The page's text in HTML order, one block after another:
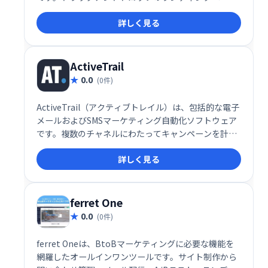
エディター、ソーシャルコンテスト、ポップアップ、
フォームを備えたWishpondは、ウェブサイトと電子
メール購読者のエンゲージメントのためのツールを備
えています。
詳しく見る
ActiveTrail
0.0 (0件)
ActiveTrail（アクティブトレイル）は、包括的な電子
メールおよびSMSマーケティング自動化ソフトウェア
です。複数のチャネルにわたってキャンペーンを計
画、作成、展開するためのプラットフォームを企業に
提供します。洗練された最新のツールを使用して、マ
ーケティングを管理しやすく簡単にします。
詳しく見る
ferret One
0.0 (0件)
ferret Oneは、BtoBマーケティングに必要な機能を
網羅したオールインワンツールです。サイト制作から